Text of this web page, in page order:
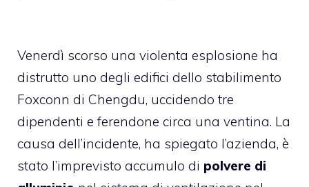
Venerdì scorso una violenta esplosione ha
distrutto uno degli edifici dello stabilimento
Foxconn di Chengdu, uccidendo tre
dipendenti e ferendone circa una ventina. La
causa dell’incidente, ha spiegato l’azienda, è
stato l’imprevisto accumulo di polvere di